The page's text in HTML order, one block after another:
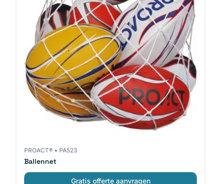
PROACT® • PA523
Ballennet
Gratis offerte aanvragen